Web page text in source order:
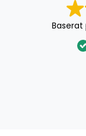
Baserat
Jätte bra